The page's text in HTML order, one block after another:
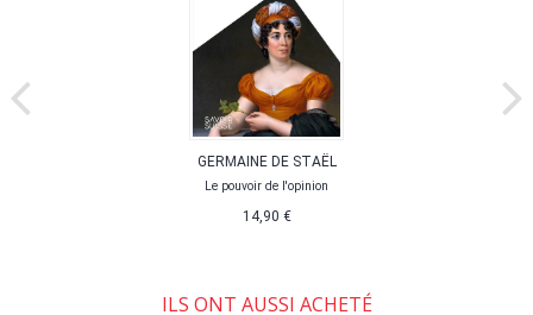
GERMAINE DE STAËL
Le pouvoir de l'opinion
14,90 €
ILS ONT AUSSI ACHETÉ